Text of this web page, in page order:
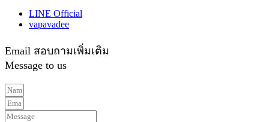
LINE Official
vapavadee
Email สอบถามเพิ่มเติม
Message to us